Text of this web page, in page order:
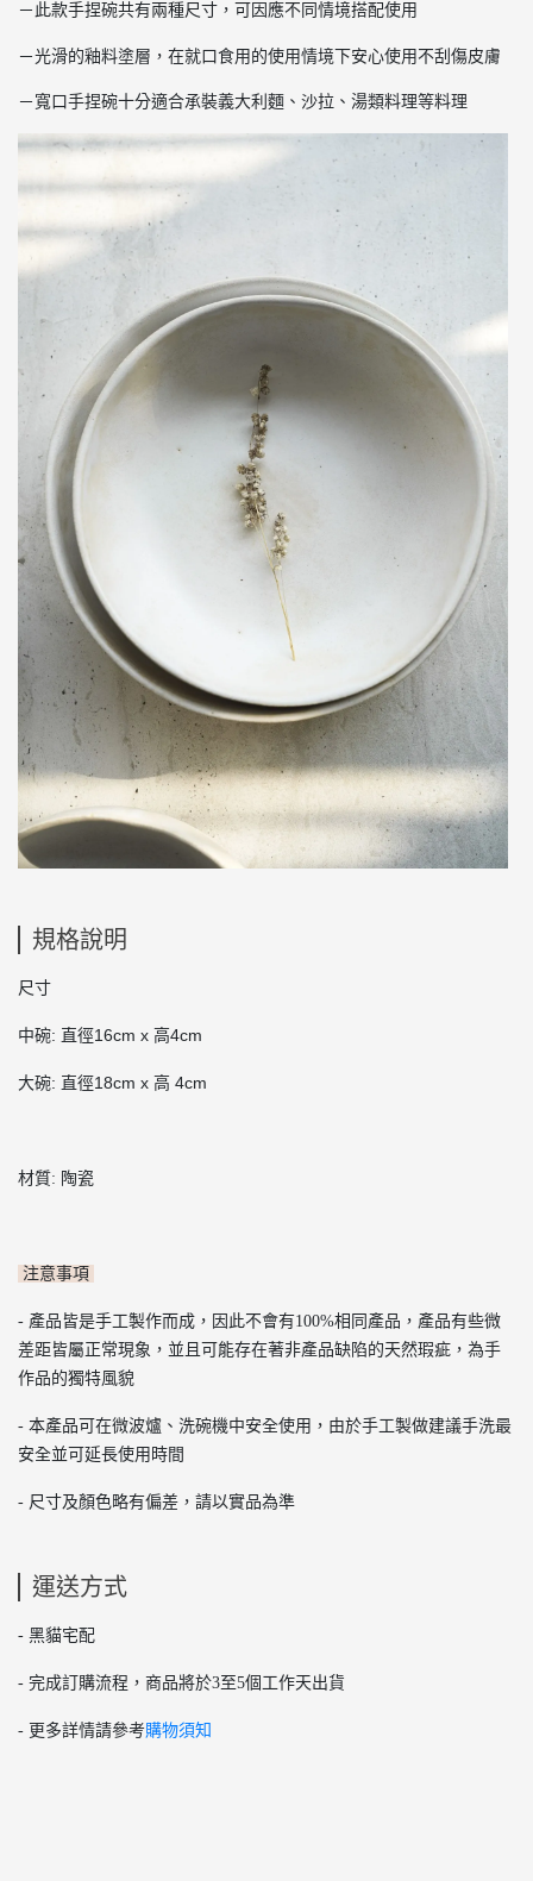
－此款手捏碗共有兩種尺寸，可因應不同情境搭配使用
－光滑的釉料塗層，在就口食用的使用情境下安心使用不刮傷皮膚
－寬口手捏碗十分適合承裝義大利麵、沙拉、湯類料理等料理
規格說明
尺寸
中碗: 直徑16cm x 高4cm
大碗: 直徑18cm x 高 4cm
材質: 陶瓷
注意事項
- 產品皆是手工製作而成，因此不會有100%相同產品，產品有些微
差距皆屬正常現象，並且可能存在著非產品缺陷的天然瑕疵，為手
作品的獨特風貌
- 本產品可在微波爐、洗碗機中安全使用，由於手工製做建議手洗最
安全並可延長使用時間
- 尺寸及顏色略有偏差，請以實品為準
運送方式
- 黑貓宅配
- 完成訂購流程，商品將於3至5個工作天出貨
- 更多詳情請參考購物須知